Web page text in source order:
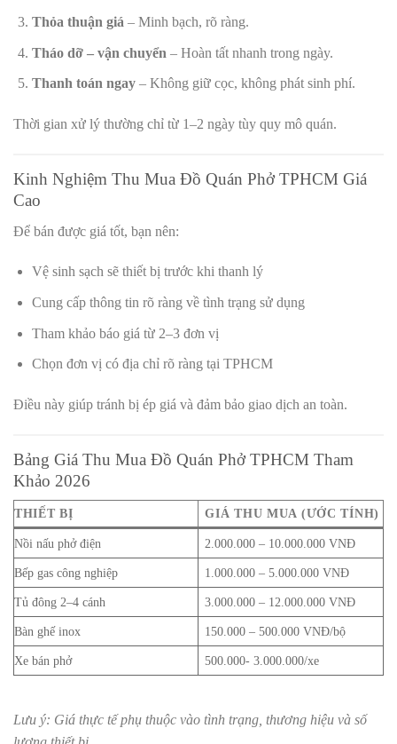
Thỏa thuận giá – Minh bạch, rõ ràng.
Tháo dỡ – vận chuyển – Hoàn tất nhanh trong ngày.
Thanh toán ngay– Không giữ cọc, không phát sinh phí.
Thời gian xử lý thường chỉ từ 1–2 ngày tùy quy mô quán.
Kinh Nghiệm Thu Mua Đồ Quán Phở TPHCM Giá
Cao
Để bán được giá tốt, bạn nên:
Vệ sinh sạch sẽ thiết bị trước khi thanh lý
Cung cấp thông tin rõ ràng về tình trạng sử dụng
Tham khảo báo giá từ 2–3 đơn vị
Chọn đơn vị có địa chỉ rõ ràng tại TPHCM
Điều này giúp tránh bị ép giá và đảm bảo giao dịch an toàn.
Bảng Giá Thu Mua Đồ Quán Phở TPHCM Tham
Khảo 2026
THIẾT BỊ GIÁ THU MUA (ƯỚC TÍNH)
Nồi nấu phở điện 2.000.000 – 10.000.000 VNĐ
Bếp gas công nghiệp 1.000.000 – 5.000.000 VNĐ
Tủ đông 2–4 cánh 3.000.000 – 12.000.000 VNĐ
Bàn ghế inox 150.000 – 500.000 VNĐ/bộ
Xe bán phở 500.000- 3.000.000/xe
Lưu ý: Giá thực tế phụ thuộc vào tình trạng, thương hiệu và số